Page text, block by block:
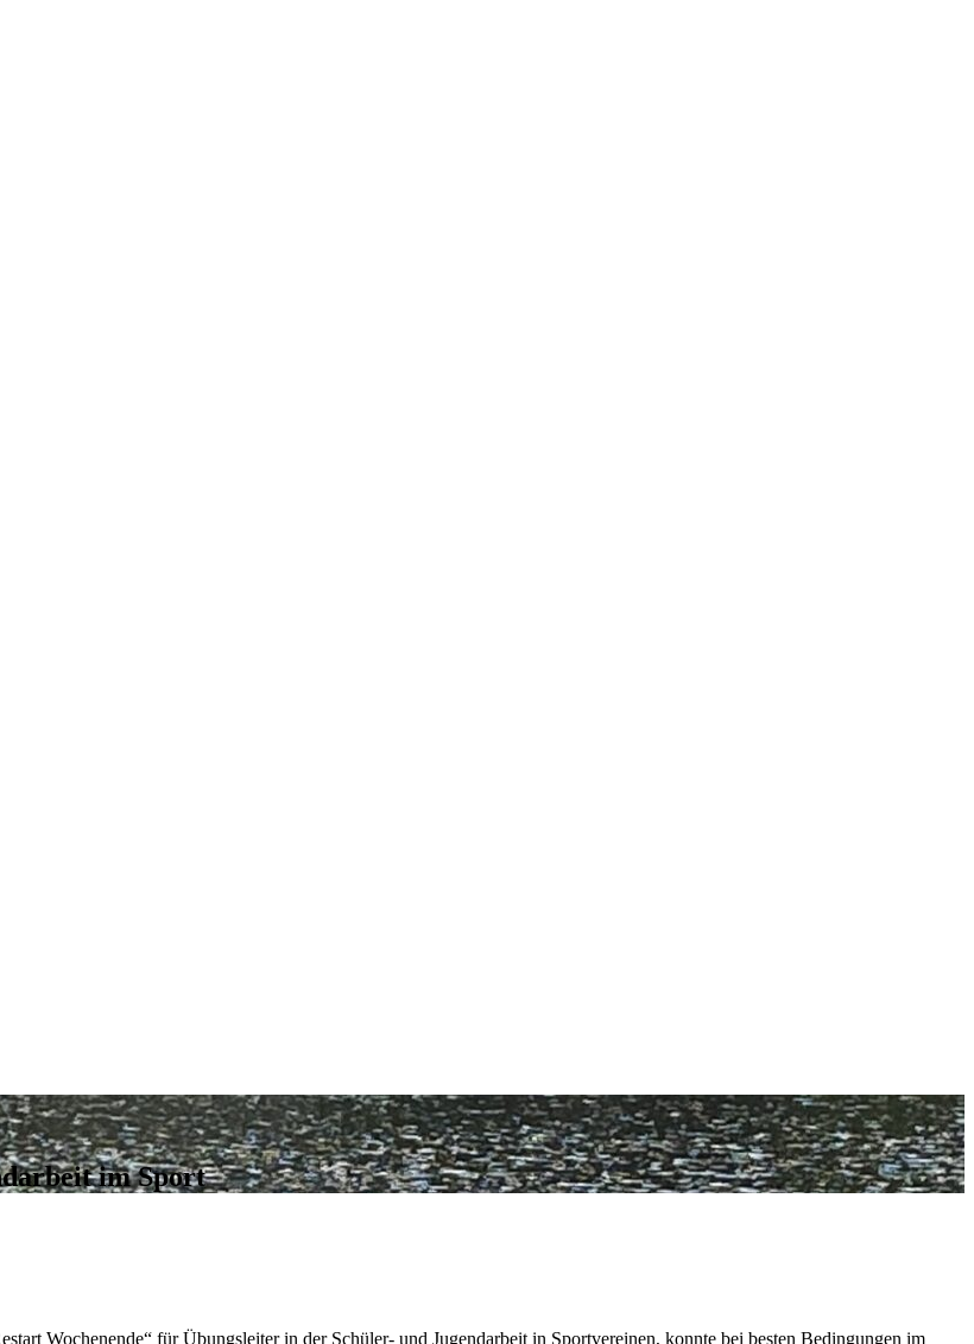
im Sport
Wochen­ende“ für Übungs­lei­ter in der Schü­ler- und Jugend­ar­beit in Sport­ver­ei­nen, konnte bei besten Bedin­gun­gen im